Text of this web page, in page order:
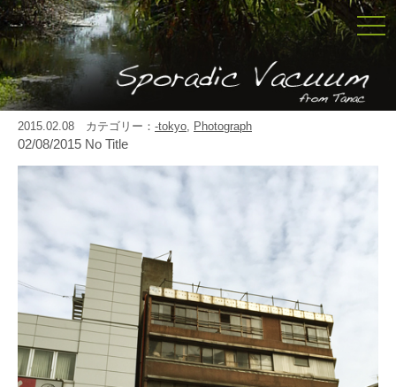
2015.02.08 カテゴリー： -tokyo, Photograph
02/08/2015 No Title